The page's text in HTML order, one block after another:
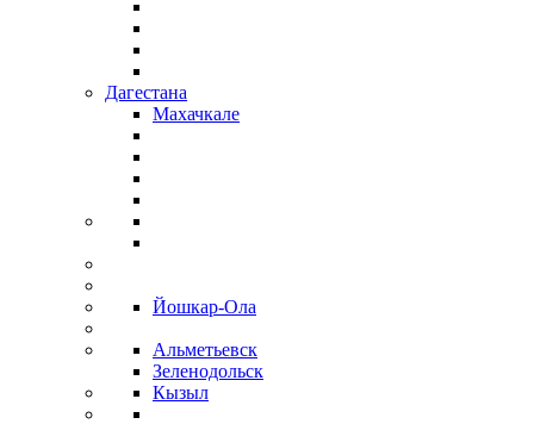
Дагестана
Махачкале
Йошкар-Ола
Альметьевск
Зеленодольск
Кызыл